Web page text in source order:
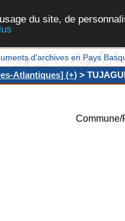
du site, de
d'archives en Pays
Atlantiques] (+) >
Commune/